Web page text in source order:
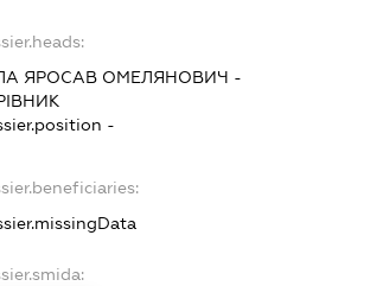
ЯРОСАВ ОМЕЛЯНОВИЧ -
-